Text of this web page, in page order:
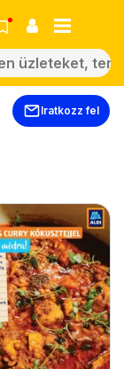
Iratkozz fel